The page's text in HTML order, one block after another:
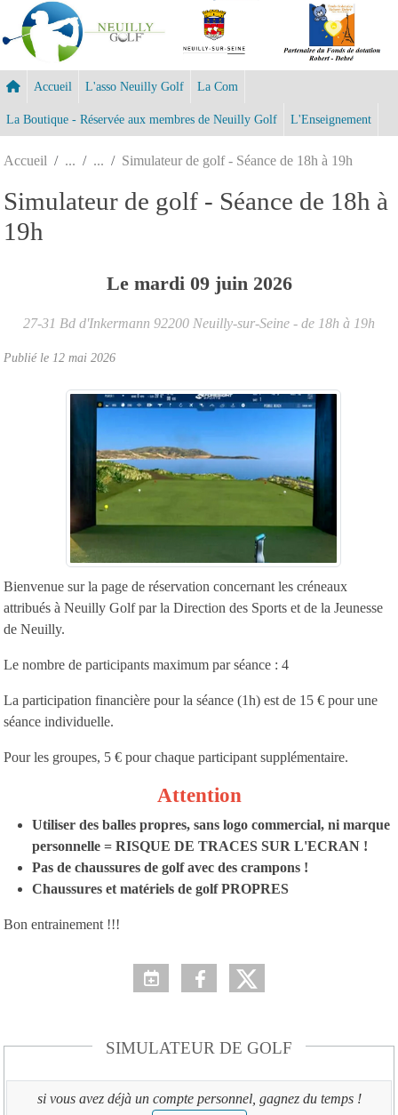
Accueil L'asso Neuilly Golf La Com
La Boutique - Réservée aux membres de Neuilly Golf L'Enseignement
Accueil Simulateur de golf - Séance de 18h à 19h
Simulateur de golf - Séance de 18h à
19h
Le mardi 09 juin 2026
27-31 Bd d'Inkermann 92200 Neuilly-sur-Seine - de 18h à 19h
Publié le 12 mai 2026
Bienvenue sur la page de réservation concernant les créneaux
attribués à Neuilly Golf par la Direction des Sports et de la Jeunesse
de Neuilly.
Le nombre de participants maximum par séance : 4
La participation financière pour la séance (1h) est de 15 € pour une
séance individuelle.
Pour les groupes, 5 € pour chaque participant supplémentaire.
Attention
Utiliser des balles propres, sans logo commercial, ni marque
personnelle = RISQUE DE TRACES SUR L'ECRAN !
Pas de chaussures de golf avec des crampons !
Chaussures et matériels de golf PROPRES
Bon entrainement !!!
SIMULATEUR DE GOLF
si vous avez déjà un compte personnel, gagnez du temps !
Panneau de gestion des cookies